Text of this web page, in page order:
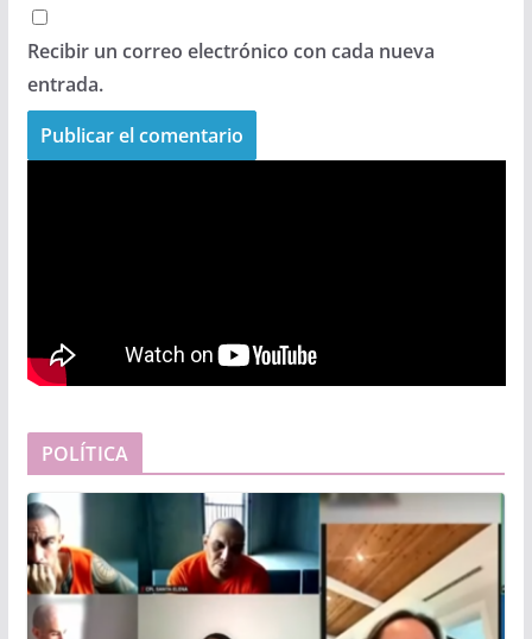
Recibir un correo electrónico con cada nueva
entrada.
POLÍTICA